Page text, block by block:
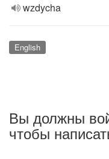
wzdycha
English
Вы должны
чтобы